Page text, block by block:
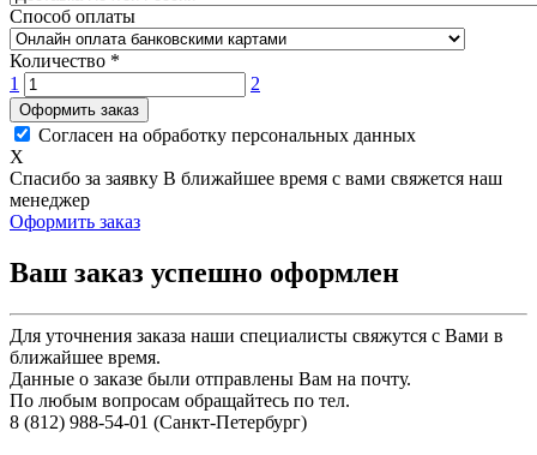
Способ оплаты
Количество *
1
2
Оформить заказ
Согласен на обработку персональных данных
X
Спасибо за заявку В ближайшее время с вами свяжется наш
менеджер
Оформить заказ
Ваш заказ успешно оформлен
Для уточнения заказа наши специалисты свяжутся с Вами в
ближайшее время.
Данные о заказе были отправлены Вам на почту.
По любым вопросам обращайтесь по тел.
8 (812) 988-54-01 (Санкт-Петербург)